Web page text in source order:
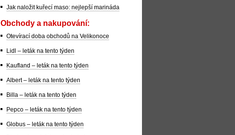
Jak naložit kuřecí maso: nejlepší marináda
Obchody a nakupování:
Otevírací doba obchodů na Velikonoce
Lidl – leták na tento týden
Kaufland – leták na tento týden
Albert – leták na tento týden
Billa – leták na tento týden
Pepco – leták na tento týden
Globus – leták na tento týden